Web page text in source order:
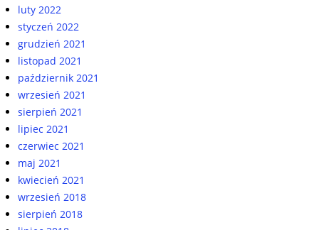
luty 2022
styczeń 2022
grudzień 2021
listopad 2021
październik 2021
wrzesień 2021
sierpień 2021
lipiec 2021
czerwiec 2021
maj 2021
kwiecień 2021
wrzesień 2018
sierpień 2018